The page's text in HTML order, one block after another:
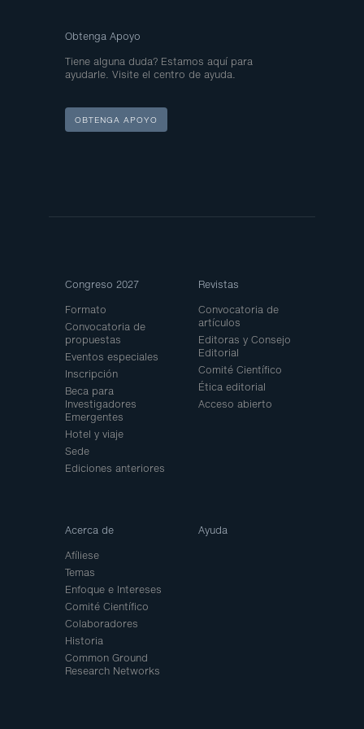
Obtenga Apoyo
Tiene alguna duda? Estamos aquí para
ayudarle. Visite el centro de ayuda.
OBTENGA APOYO
Map
Congreso 2027
Formato
Convocatoria de
propuestas
Eventos especiales
Inscripción
Beca para
Investigadores
Emergentes
Hotel y viaje
Sede
Ediciones anteriores
Revistas
Convocatoria de
artículos
Editoras y Consejo
Editorial
Comité Científico
Ética editorial
Acceso abierto
Acerca de
Afíliese
Temas
Enfoque e Intereses
Comité Científico
Colaboradores
Historia
Common Ground
Research Networks
Ayuda